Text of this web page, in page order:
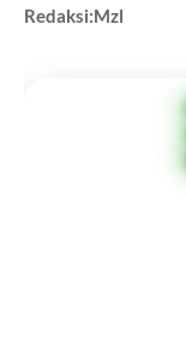
Redaksi:Mzl